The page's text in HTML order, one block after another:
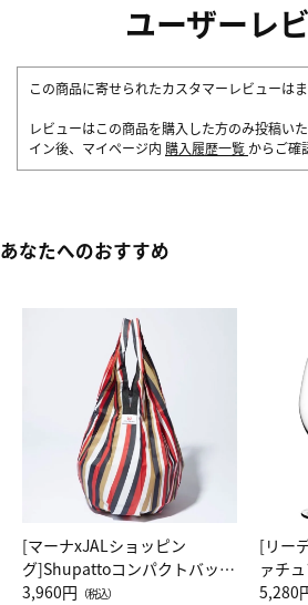
ユーザーレ
この商品に寄せられたカスタマーレビューはま
レビューはこの商品を購入した方のみ投稿い
イン後、マイページ内 購入履歴一覧 からご確
あなたへのおすすめ
[マーナxJALショッピン
グ]Shupattoコンパクトバッグ
Drop JAL客室乗務員（LC）ス
3,960円 （税込）
[リー
ァチ
ト（レ
5,280